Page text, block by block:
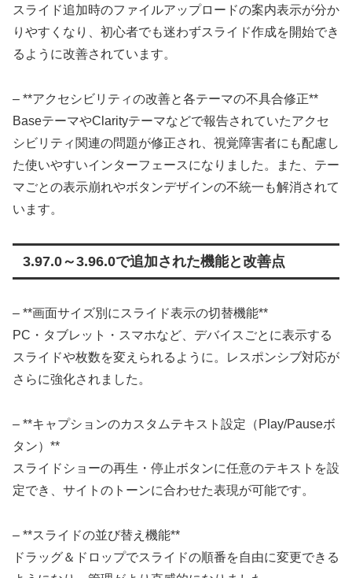
スライド追加時のファイルアップロードの案内表示が分か
りやすくなり、初心者でも迷わずスライド作成を開始でき
るように改善されています。
– **アクセシビリティの改善と各テーマの不具合修正**
BaseテーマやClarityテーマなどで報告されていたアクセ
シビリティ関連の問題が修正され、視覚障害者にも配慮し
た使いやすいインターフェースになりました。また、テー
マごとの表示崩れやボタンデザインの不統一も解消されて
います。
3.97.0～3.96.0で追加された機能と改善点
– **画面サイズ別にスライド表示の切替機能**
PC・タブレット・スマホなど、デバイスごとに表示する
スライドや枚数を変えられるように。レスポンシブ対応が
さらに強化されました。
– **キャプションのカスタムテキスト設定（Play/Pauseボ
タン）**
スライドショーの再生・停止ボタンに任意のテキストを設
定でき、サイトのトーンに合わせた表現が可能です。
– **スライドの並び替え機能**
ドラッグ＆ドロップでスライドの順番を自由に変更できる